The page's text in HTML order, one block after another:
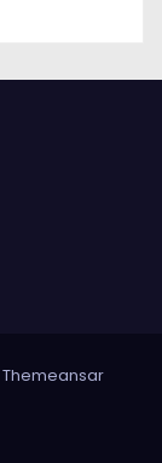
Themeansar